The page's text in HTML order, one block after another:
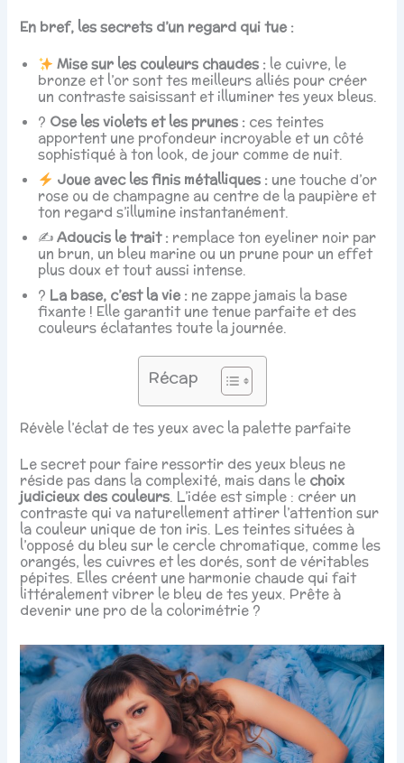
En bref, les secrets d’un regard qui tue :
Mise sur les couleurs chaudes : le cuivre, le
bronze et l’or sont tes meilleurs alliés pour créer
un contraste saisissant et illuminer tes yeux bleus.
? Ose les violets et les prunes : ces teintes
apportent une profondeur incroyable et un côté
sophistiqué à ton look, de jour comme de nuit.
Joue avec les finis métalliques : une touche d’or
rose ou de champagne au centre de la paupière et
ton regard s’illumine instantanément.
✍️Adoucis le trait : remplace ton eyeliner noir par
un brun, un bleu marine ou un prune pour un effet
plus doux et tout aussi intense.
? La base, c’est la vie : ne zappe jamais la base
fixante ! Elle garantit une tenue parfaite et des
couleurs éclatantes toute la journée.
Récap
Révèle l’éclat de tes yeux avec la palette parfaite
Le secret pour faire ressortir des yeux bleus ne
réside pas dans la complexité, mais dans le choix
judicieux des couleurs. L’idée est simple : créer un
contraste qui va naturellement attirer l’attention sur
la couleur unique de ton iris. Les teintes situées à
l’opposé du bleu sur le cercle chromatique, comme les
orangés, les cuivres et les dorés, sont de véritables
pépites. Elles créent une harmonie chaude qui fait
littéralement vibrer le bleu de tes yeux. Prête à
devenir une pro de la colorimétrie ?